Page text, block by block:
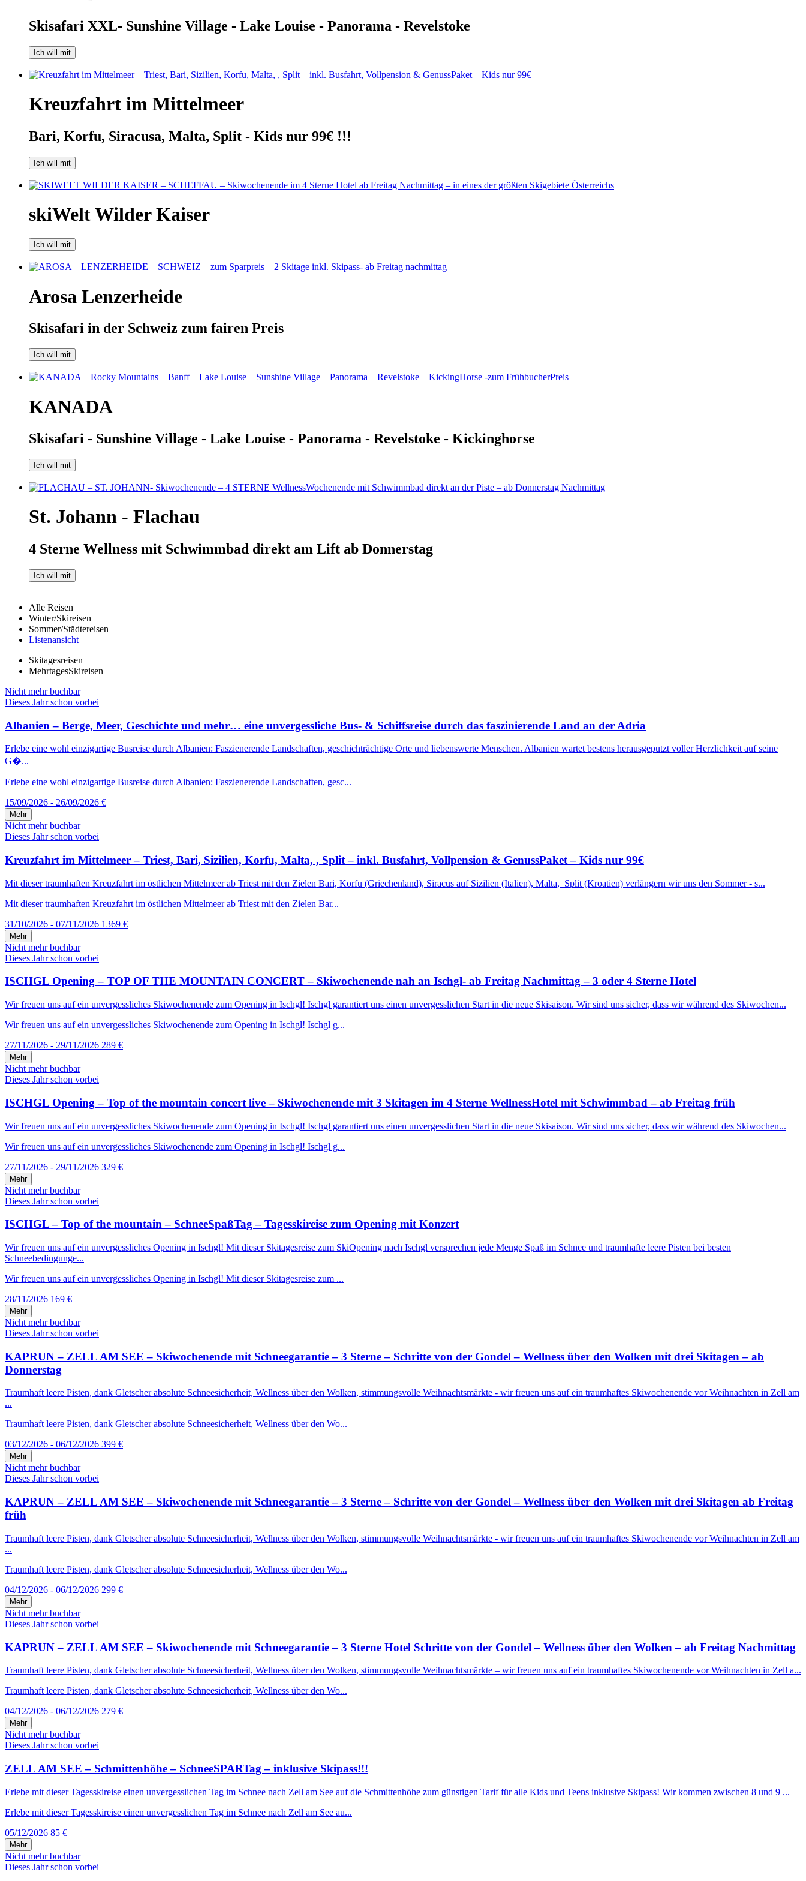
Skisafari XXL- Sunshine Village - Lake Louise - Panorama - Revelstoke
Ich will mit
Kreuzfahrt im Mittelmeer
Bari, Korfu, Siracusa, Malta, Split - Kids nur 99€ !!!
Ich will mit
skiWelt Wilder Kaiser
Ich will mit
Arosa Lenzerheide
Skisafari in der Schweiz zum fairen Preis
Ich will mit
KANADA
Skisafari - Sunshine Village - Lake Louise - Panorama - Revelstoke - Kickinghorse
Ich will mit
St. Johann - Flachau
4 Sterne Wellness mit Schwimmbad direkt am Lift ab Donnerstag
Ich will mit
Alle Reisen
Winter/Skireisen
Sommer/Städtereisen
Listenansicht
Skitagesreisen
MehrtagesSkireisen
Nicht mehr buchbar
Dieses Jahr schon vorbei
Albanien – Berge, Meer, Geschichte und mehr… eine unvergessliche Bus- & Schiffsreise durch das faszinierende Land an der Adria
Erlebe eine wohl einzigartige Busreise durch Albanien: Faszienerende Landschaften, geschichträchtige Orte und liebenswerte Menschen. Albanien wartet bestens herausgeputzt voller Herzlichkeit auf seine
G�...
Erlebe eine wohl einzigartige Busreise durch Albanien: Faszienerende Landschaften, gesc...
15/09/2026 - 26/09/2026 €
Mehr
Nicht mehr buchbar
Dieses Jahr schon vorbei
Kreuzfahrt im Mittelmeer – Triest, Bari, Sizilien, Korfu, Malta, , Split – inkl. Busfahrt, Vollpension & GenussPaket – Kids nur 99€
Mit dieser traumhaften Kreuzfahrt im östlichen Mittelmeer ab Triest mit den Zielen Bari, Korfu (Griechenland), Siracus auf Sizilien (Italien), Malta, Split (Kroatien) verlängern wir uns den Sommer - s...
Mit dieser traumhaften Kreuzfahrt im östlichen Mittelmeer ab Triest mit den Zielen Bar...
31/10/2026 - 07/11/2026 1369 €
Mehr
Nicht mehr buchbar
Dieses Jahr schon vorbei
ISCHGL Opening – TOP OF THE MOUNTAIN CONCERT – Skiwochenende nah an Ischgl- ab Freitag Nachmittag – 3 oder 4 Sterne Hotel
Wir freuen uns auf ein unvergessliches Skiwochenende zum Opening in Ischgl! Ischgl garantiert uns einen unvergesslichen Start in die neue Skisaison. Wir sind uns sicher, dass wir während des Skiwochen...
Wir freuen uns auf ein unvergessliches Skiwochenende zum Opening in Ischgl! Ischgl g...
27/11/2026 - 29/11/2026 289 €
Mehr
Nicht mehr buchbar
Dieses Jahr schon vorbei
ISCHGL Opening – Top of the mountain concert live – Skiwochenende mit 3 Skitagen im 4 Sterne WellnessHotel mit Schwimmbad – ab Freitag früh
Wir freuen uns auf ein unvergessliches Skiwochenende zum Opening in Ischgl! Ischgl garantiert uns einen unvergesslichen Start in die neue Skisaison. Wir sind uns sicher, dass wir während des Skiwochen...
Wir freuen uns auf ein unvergessliches Skiwochenende zum Opening in Ischgl! Ischgl g...
27/11/2026 - 29/11/2026 329 €
Mehr
Nicht mehr buchbar
Dieses Jahr schon vorbei
ISCHGL – Top of the mountain – SchneeSpaßTag – Tagesskireise zum Opening mit Konzert
Wir freuen uns auf ein unvergessliches Opening in Ischgl! Mit dieser Skitagesreise zum SkiOpening nach Ischgl versprechen jede Menge Spaß im Schnee und traumhafte leere Pisten bei besten
Schneebedingunge...
Wir freuen uns auf ein unvergessliches Opening in Ischgl! Mit dieser Skitagesreise zum ...
28/11/2026 169 €
Mehr
Nicht mehr buchbar
Dieses Jahr schon vorbei
KAPRUN – ZELL AM SEE – Skiwochenende mit Schneegarantie – 3 Sterne – Schritte von der Gondel – Wellness über den Wolken mit drei Skitagen – ab
Donnerstag
Traumhaft leere Pisten, dank Gletscher absolute Schneesicherheit, Wellness über den Wolken, stimmungsvolle Weihnachtsmärkte - wir freuen uns auf ein traumhaftes Skiwochenende vor Weihnachten in Zell am
...
Traumhaft leere Pisten, dank Gletscher absolute Schneesicherheit, Wellness über den Wo...
03/12/2026 - 06/12/2026 399 €
Mehr
Nicht mehr buchbar
Dieses Jahr schon vorbei
KAPRUN – ZELL AM SEE – Skiwochenende mit Schneegarantie – 3 Sterne – Schritte von der Gondel – Wellness über den Wolken mit drei Skitagen ab Freitag
früh
Traumhaft leere Pisten, dank Gletscher absolute Schneesicherheit, Wellness über den Wolken, stimmungsvolle Weihnachtsmärkte - wir freuen uns auf ein traumhaftes Skiwochenende vor Weihnachten in Zell am
...
Traumhaft leere Pisten, dank Gletscher absolute Schneesicherheit, Wellness über den Wo...
04/12/2026 - 06/12/2026 299 €
Mehr
Nicht mehr buchbar
Dieses Jahr schon vorbei
KAPRUN – ZELL AM SEE – Skiwochenende mit Schneegarantie – 3 Sterne Hotel Schritte von der Gondel – Wellness über den Wolken – ab Freitag Nachmittag
Traumhaft leere Pisten, dank Gletscher absolute Schneesicherheit, Wellness über den Wolken, stimmungsvolle Weihnachtsmärkte – wir freuen uns auf ein traumhaftes Skiwochenende vor Weihnachten in Zell a...
Traumhaft leere Pisten, dank Gletscher absolute Schneesicherheit, Wellness über den Wo...
04/12/2026 - 06/12/2026 279 €
Mehr
Nicht mehr buchbar
Dieses Jahr schon vorbei
ZELL AM SEE – Schmittenhöhe – SchneeSPARTag – inklusive Skipass!!!
Erlebe mit dieser Tagesskireise einen unvergesslichen Tag im Schnee nach Zell am See auf die Schmittenhöhe zum günstigen Tarif für alle Kids und Teens inklusive Skipass! Wir kommen zwischen 8 und 9 ...
Erlebe mit dieser Tagesskireise einen unvergesslichen Tag im Schnee nach Zell am See au...
05/12/2026 85 €
Mehr
Nicht mehr buchbar
Dieses Jahr schon vorbei